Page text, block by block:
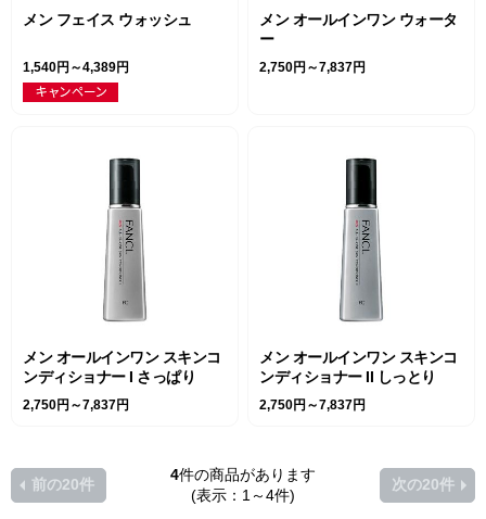
メン フェイス ウォッシュ
1,540円～4,389円
メン オールインワン ウォータ
ー
2,750円～7,837円
メン オールインワン スキンコ
ンディショナー I さっぱり
2,750円～7,837円
メン オールインワン スキンコ
ンディショナー II しっとり
2,750円～7,837円
4件の商品があります
(表示：1～4件)
前の20件 次の20件